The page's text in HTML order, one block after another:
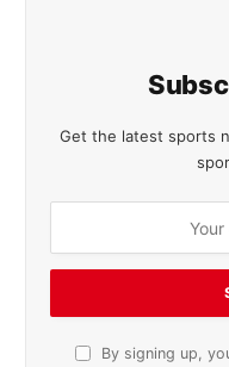
Get the latest sports
By signing up,